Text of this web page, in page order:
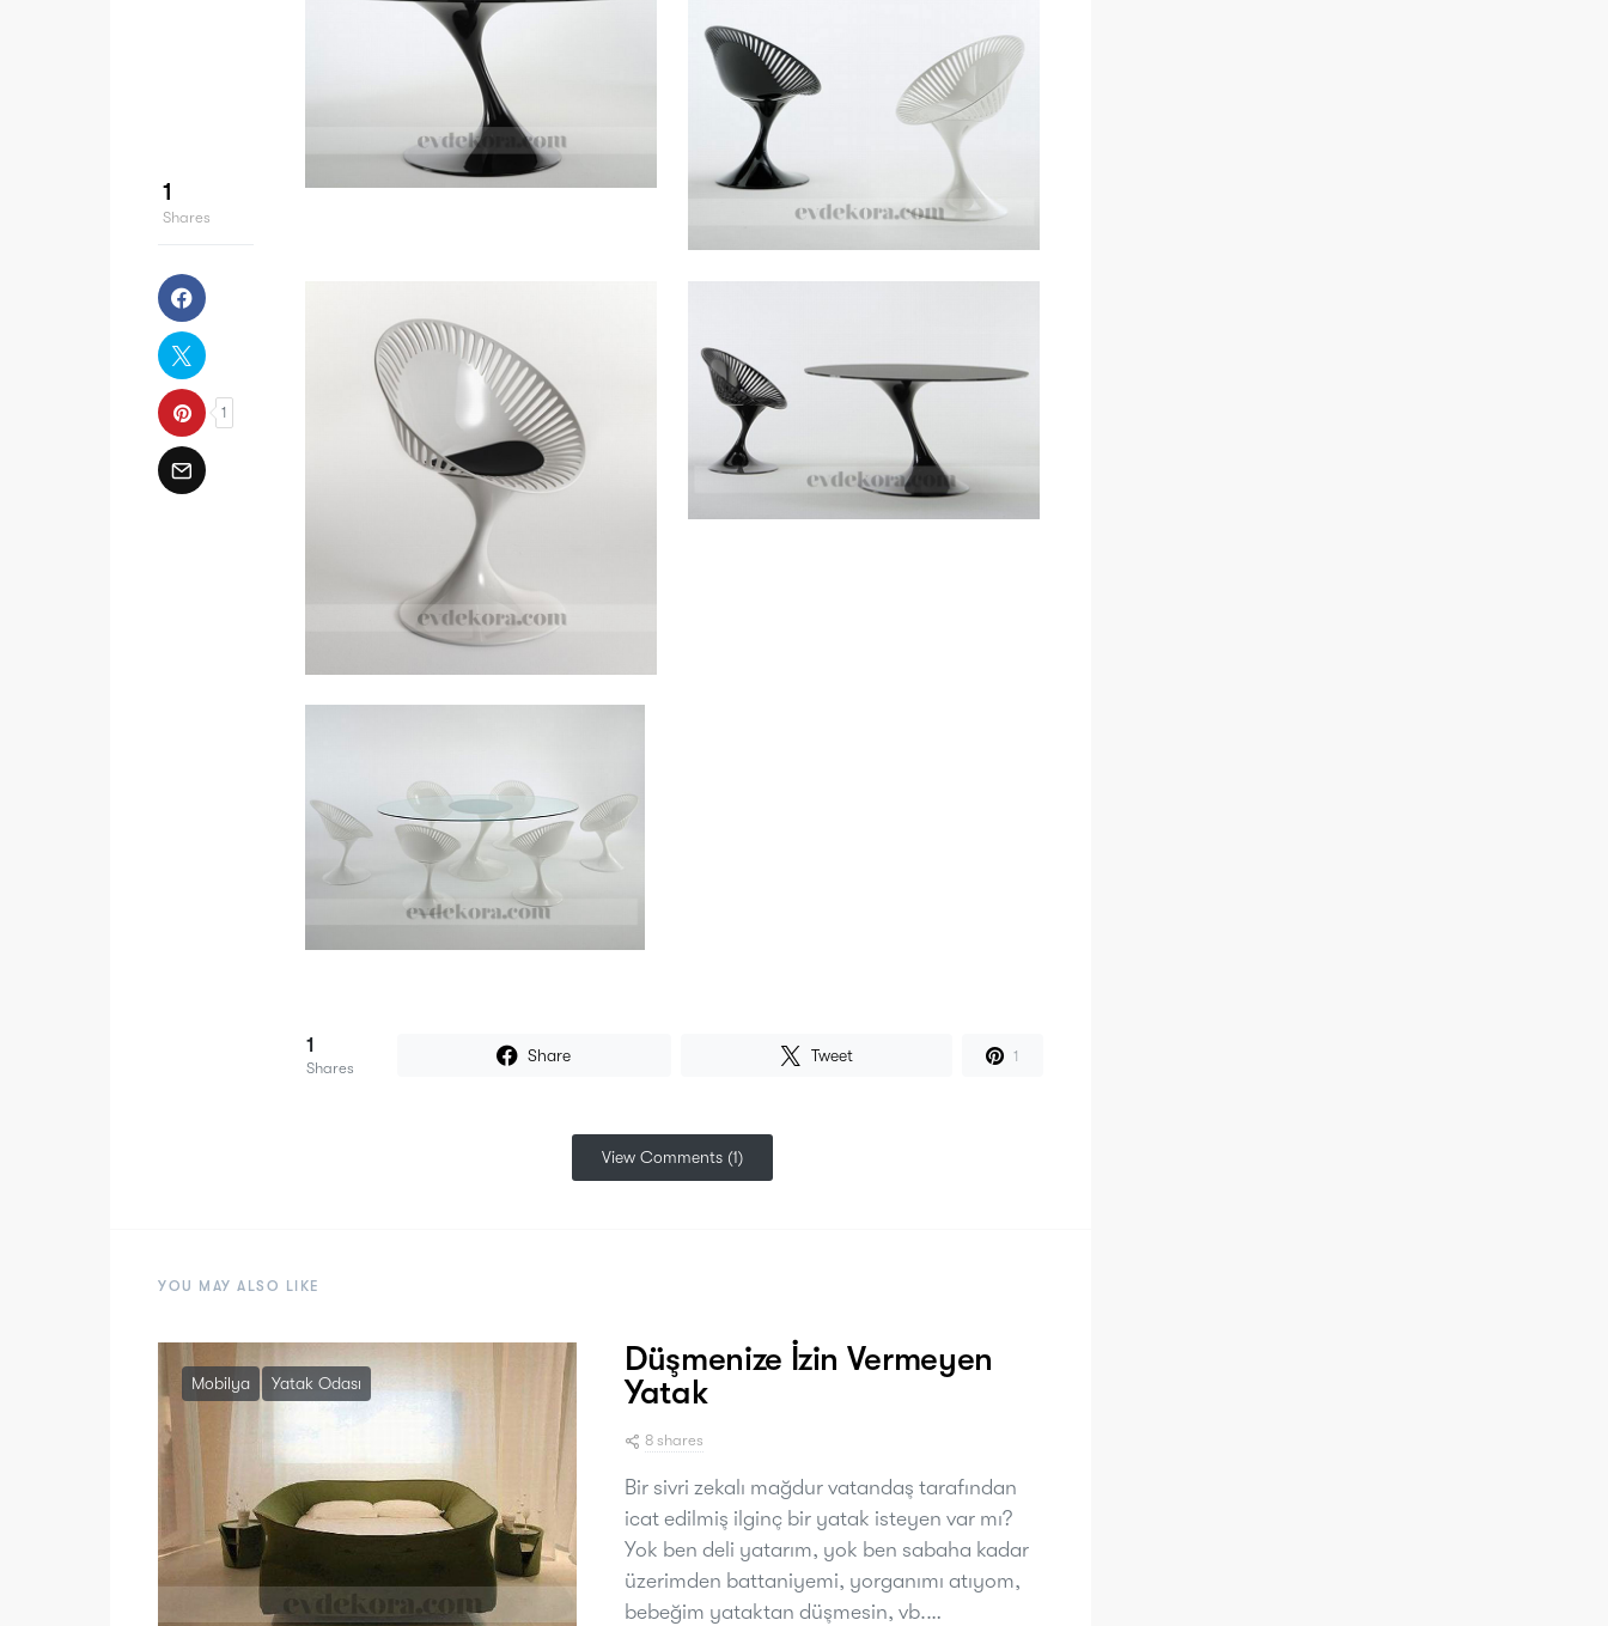
1
Shares
1
1
Shares
Share Tweet 1
View Comments (1)
YOU MAY ALSO LIKE
Mobilya Yatak Odası
Düşmenize İzin Vermeyen
Yatak
8 shares
Bir sivri zekalı mağdur vatandaş tarafından
icat edilmiş ilginç bir yatak isteyen var mı?
Yok ben deli yatarım, yok ben sabaha kadar
üzerimden battaniyemi, yorganımı atıyom,
bebeğim yataktan düşmesin, vb.…